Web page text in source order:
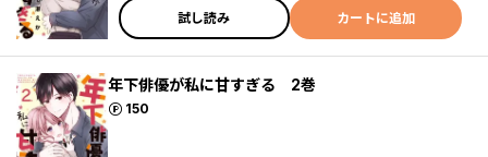
試し読み カートに追加
年下俳優が私に甘すぎる 2巻
150
ポイント